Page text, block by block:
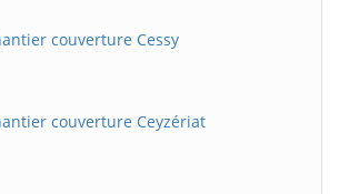
couverture Cessy
couverture Ceyzériat